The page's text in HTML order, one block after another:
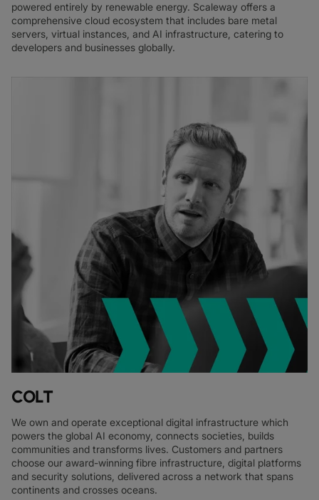
powered entirely by renewable energy. Scaleway offers a
comprehensive cloud ecosystem that includes bare metal
servers, virtual instances, and AI infrastructure, catering to
developers and businesses globally.
COLT
We own and operate exceptional digital infrastructure which
powers the global AI economy, connects societies, builds
communities and transforms lives. Customers and partners
choose our award-winning fibre infrastructure, digital platforms
and security solutions, delivered across a network that spans
continents and crosses oceans.